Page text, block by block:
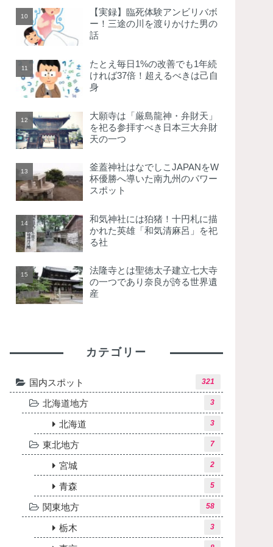
【実録】臨死体験アンビリバボ
ー！三途の川を渡りかけた男の
話
たとえ毎日1%の改善でも1年続
ければ37倍！超えるべきは己自
身
大願寺は「厳島龍神・弁財天」
を祀る参拝すべき日本三大弁財
天の一つ
釜蓋神社はなでしこJAPANをW
杯優勝へ導いた南九州のパワー
スポット
和気神社には狛猪！十円札に描
かれた英雄「和気清麻呂」を祀
る社
法隆寺とは聖徳太子建立七大寺
の一つであり奈良が誇る世界遺
産
カテゴリー
国内スポット 321
北海道地方 3
北海道 3
東北地方 7
宮城 2
青森 5
関東地方 58
栃木 3